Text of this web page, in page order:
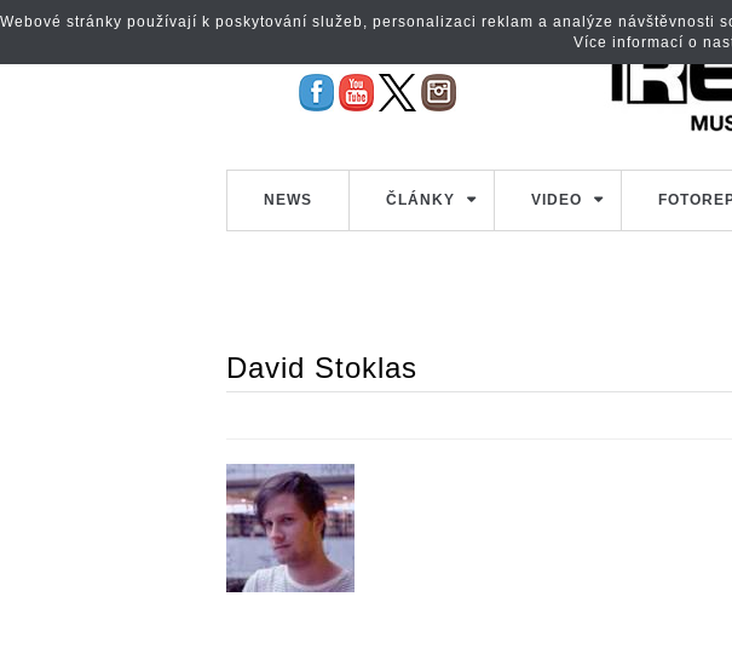
NEWS ČLÁNKY VIDEO
David Stoklas
Webové stránky používají k poskytování služeb, personalizaci reklam a analýze
Více informací o